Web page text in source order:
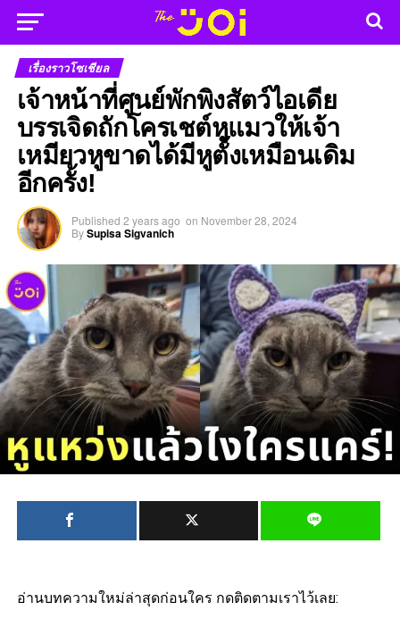
เรื่องราวโซเชียล
เจ้าหน้าที่ศูนย์พักพิงสัตว์ไอเดีย
บรรเจิดถักโครเชต์หูแมวให้เจ้า
เหมียวหูขาดได้มีหูตั้งเหมือนเดิม
อีกครั้ง!
Published 2 years ago on November 28, 2024
BySupisa Sigvanich
อ่านบทความใหม่ล่าสุดก่อนใคร กดติดตามเราไว้เลย: